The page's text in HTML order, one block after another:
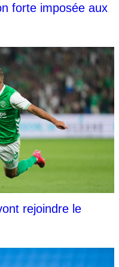
forte imposée aux
rejoindre le